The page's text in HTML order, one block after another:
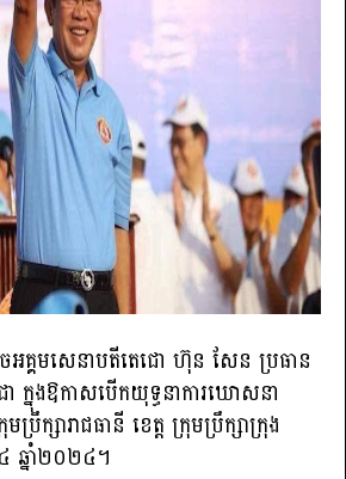
គ្គមសេនាបតីតេជោ ហ៊ុន សែន ប្រធាន
ក្នុងឱកាសបើកយុទ្ធនាការឃោសនា
រឹក្សារាជធានី ខេត្ត ក្រុមប្រឹក្សាក្រុង
ឆ្នាំ២០២៤។